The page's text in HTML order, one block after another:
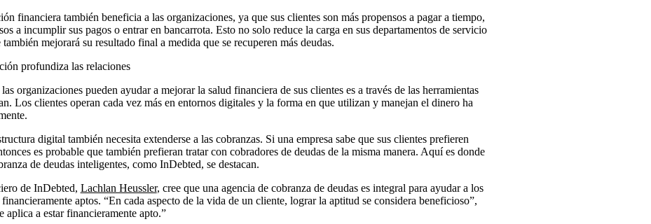
financiera también beneficia a las organizaciones, ya que sus clientes son más propensos a pagar a tiempo,
a incumplir sus pagos o entrar en bancarrota. Esto no solo reduce la carga en sus departamentos de servicio
mejorará su resultado final a medida que se recuperen más deudas.
profundiza las relaciones
organizaciones pueden ayudar a mejorar la salud financiera de sus clientes es a través de las herramientas
Los clientes operan cada vez más en entornos digitales y la forma en que utilizan y manejan el dinero ha
digital también necesita extenderse a las cobranzas. Si una empresa sabe que sus clientes prefieren
es probable que también prefieran tratar con cobradores de deudas de la misma manera. Aquí es donde
de deudas inteligentes, como InDebted, se destacan.
de InDebted, Lachlan Heussler, cree que una agencia de cobranza de deudas es integral para ayudar a los
aptos. “En cada aspecto de la vida de un cliente, lograr la aptitud se considera beneficioso”,
aplica a estar financieramente apto.”